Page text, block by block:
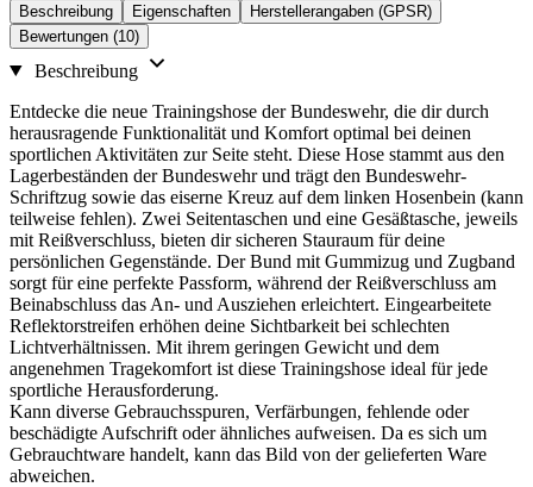
Beschreibung Eigenschaften
Herstellerangaben (GPSR)
Bewertungen (10)
Beschreibung
Entdecke die neue Trainingshose der Bundeswehr, die dir durch
herausragende Funktionalität und Komfort optimal bei deinen
sportlichen Aktivitäten zur Seite steht. Diese Hose stammt aus den
Lagerbeständen der Bundeswehr und trägt den Bundeswehr-
Schriftzug sowie das eiserne Kreuz auf dem linken Hosenbein (kann
teilweise fehlen). Zwei Seitentaschen und eine Gesäßtasche, jeweils
mit Reißverschluss, bieten dir sicheren Stauraum für deine
persönlichen Gegenstände. Der Bund mit Gummizug und Zugband
sorgt für eine perfekte Passform, während der Reißverschluss am
Beinabschluss das An- und Ausziehen erleichtert. Eingearbeitete
Reflektorstreifen erhöhen deine Sichtbarkeit bei schlechten
Lichtverhältnissen. Mit ihrem geringen Gewicht und dem
angenehmen Tragekomfort ist diese Trainingshose ideal für jede
sportliche Herausforderung.
Kann diverse Gebrauchsspuren, Verfärbungen, fehlende oder
beschädigte Aufschrift oder ähnliches aufweisen. Da es sich um
Gebrauchtware handelt, kann das Bild von der gelieferten Ware
abweichen.